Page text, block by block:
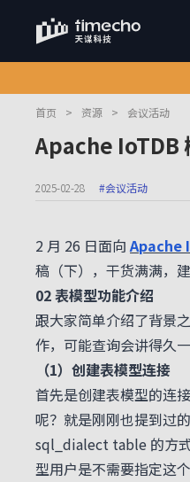
首页 > 资源 > 会议活动
Apache IoTDB
2025-02-28 #会议活动
2 月 26 日面向Apache
稿（下），干货满满，
02 表模型功能介绍
跟大家简单介绍了背景
作，可能查询会讲得久一
（1）创建表模型连接
首先是创建表模型的连
呢？就是刚刚也提到过
sql_dialect table 的方
型用户是不需要指定这